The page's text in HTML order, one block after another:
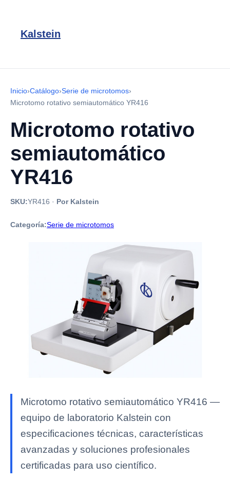
Kalstein
Inicio›Catálogo›Serie de microtomos›
Microtomo rotativo semiautomático YR416
Microtomo rotativo
semiautomático
YR416
SKU:YR416 · Por Kalstein
Categoría:Serie de microtomos
Microtomo rotativo semiautomático YR416 —
equipo de laboratorio Kalstein con
especificaciones técnicas, características
avanzadas y soluciones profesionales
certificadas para uso científico.